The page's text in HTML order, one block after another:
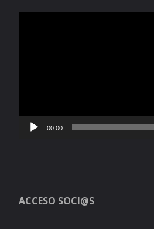
00:00
ACCESO SOCI@S